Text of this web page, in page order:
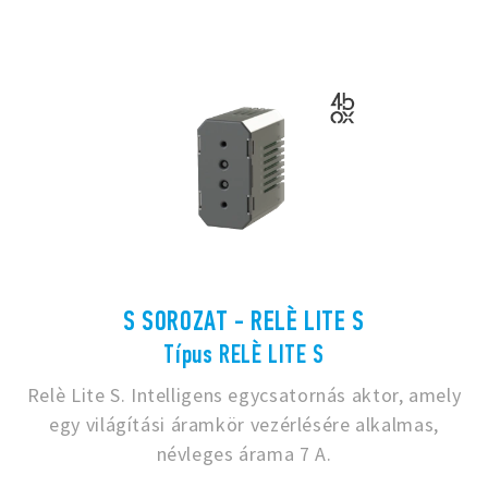
S SOROZAT - RELÈ LITE S
Típus RELÈ LITE S
Relè Lite S. Intelligens egycsatornás aktor, amely
egy világítási áramkör vezérlésére alkalmas,
névleges árama 7 A.